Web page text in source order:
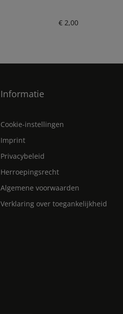
Normale prijs:
€ 2,00
Informatie
Cookie-instellingen
Imprint
Privacybeleid
Herroepingsrecht
Algemene voorwaarden
Verklaring over toegankelijkheid